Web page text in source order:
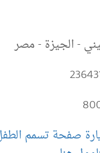
- الجيزة - مصر
صفحة تسمم